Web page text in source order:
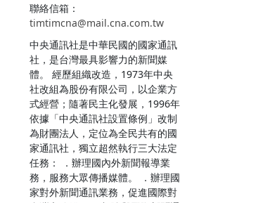
聯絡信箱：
timtimcna@mail.cna.com.tw
中央通訊社是中華民國的國家通訊
社，是台灣最具影響力的新聞媒
體。 經歷組織改造，1973年中央
社改組為股份有限公司，以企業方
式經營；隨著民主化發展，1996年
依據「中央通訊社設置條例」改制
為財團法人，定位為全民共有的國
家通訊社，獨立超然執行三大法定
任務： ．辦理國內外新聞報導業
務，服務大眾傳播媒體。 ．辦理國
家對外新聞通訊業務，促進國際對